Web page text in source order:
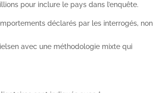
pour inclure le pays dans l’enquête.
déclarés par les interrogés, non
avec une méthodologie mixte qui